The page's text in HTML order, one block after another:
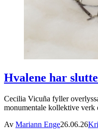
Hvalene har
Cecilia Vicuña fyller
monumentale kollektive
Av Mariann Enge26.06.26